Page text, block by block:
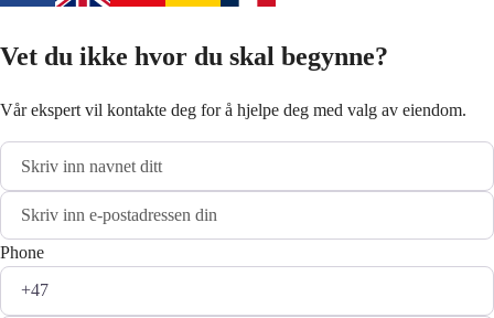
Vet du ikke hvor du skal begynne?
Vår ekspert vil kontakte deg for å hjelpe deg med valg av eiendom.
Phone